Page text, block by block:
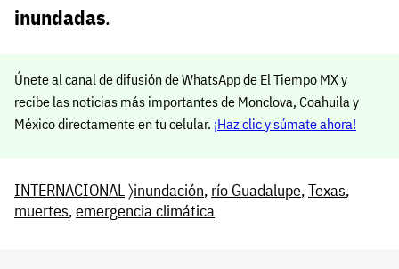
inundadas.
Únete al canal de difusión de WhatsApp de El Tiempo MX y
recibe las noticias más importantes de Monclova, Coahuila y
México directamente en tu celular. ¡Haz clic y súmate ahora!
INTERNACIONAL〉inundación, río Guadalupe,Texas,
muertes,emergencia climática